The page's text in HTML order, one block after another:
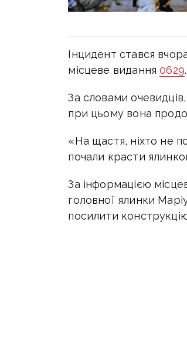
Інцидент стався
місцеве видання0629.
За словами
при цьому вона
«На щастя, ніхто не
почали красти
За інформацією
головної ялинки
посилити